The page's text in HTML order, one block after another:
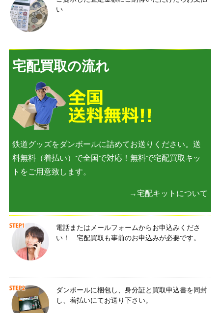
い
宅配買取の流れ
鉄道グッズをダンボールに詰めてお送りください。送
料無料（着払い）で全国で対応！無料で宅配買取キッ
トをご用意致します。
→宅配キットについて
電話またはメールフォームからお申込みくださ
い！ 宅配買取も事前のお申込みが必要です。
ダンボールに梱包し、身分証と買取申込書を同封
し、着払いにてお送り下さい。